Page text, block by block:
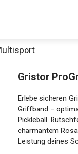
Gristor
Erlebe sicheren
Griffband –
Pickleball.
charmantem
Leistung deines